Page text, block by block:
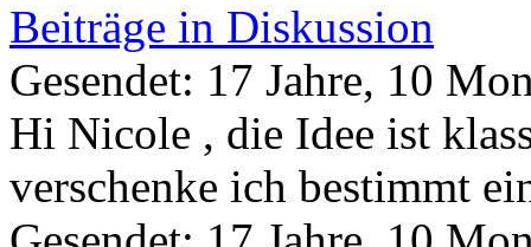
Beiträge in Diskussion
Gesendet: 17 Jahre, 10
Hi Nicole , die Idee ist
verschenke ich bestimmt